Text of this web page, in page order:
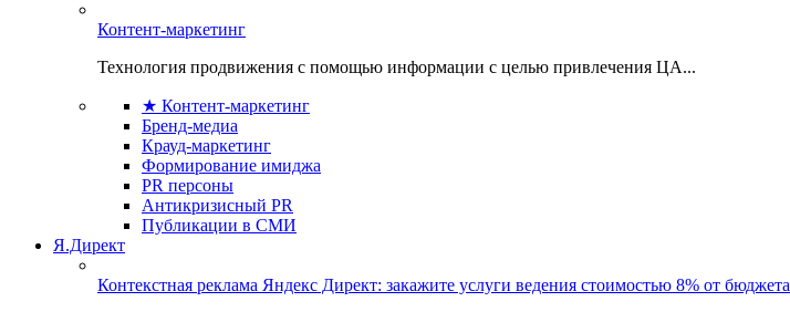
Контент-маркетинг
Технология продвижения с помощью информации с целью привлечения ЦА...
★ Контент-маркетинг
Бренд-медиа
Крауд-маркетинг
Формирование имиджа
PR персоны
Антикризисный PR
Публикации в СМИ
Я.Директ
Контекстная реклама Яндекс Директ: закажите услуги ведения стоимостью 8% от бюджета